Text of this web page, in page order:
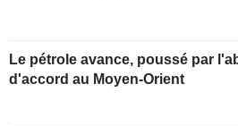
Le pétrole avance, poussé par
d'accord au Moyen-Orient